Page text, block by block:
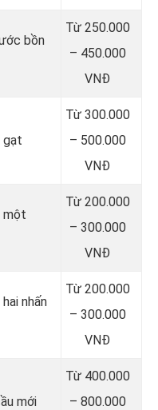
bồn
Từ 250.000
– 450.000
VNĐ
gạt
Từ 300.000
– 500.000
VNĐ
một
Từ 200.000
– 300.000
VNĐ
nhấn
Từ 200.000
– 300.000
VNĐ
mới
Từ 400.000
– 800.000